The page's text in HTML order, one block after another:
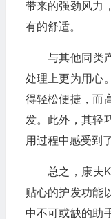
带来的强劲风力
有的舒适。
与其他同类
处理上更为用心
得轻松便捷，而
发。此外，其轻
用过程中感受到
总之，康夫
贴心的护发功能
中不可或缺的助